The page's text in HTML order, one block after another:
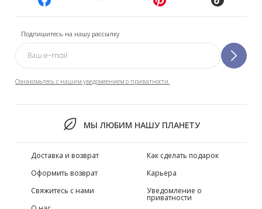
Подпишитесь на нашу рассылку
Ознакомьтесь с нашим уведомлением о приватности.
МЫ ЛЮБИМ НАШУ ПЛАНЕТУ
Доставка и возврат
Оформить возврат
Свяжитесь с нами
Как сделать подарок
Карьера
Уведомление о
приватности